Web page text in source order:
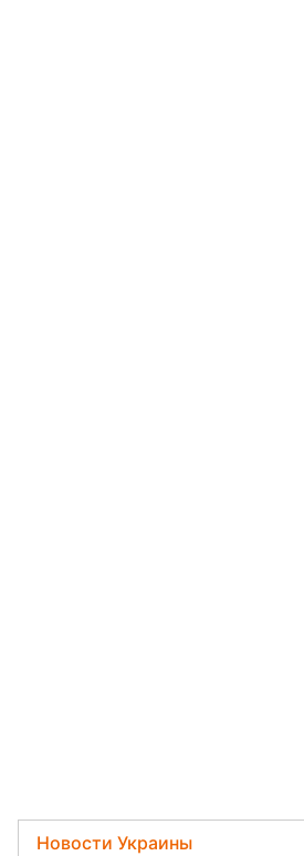
Новости Украины